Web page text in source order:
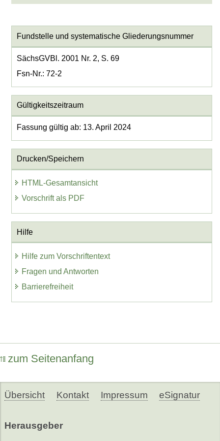
Fundstelle und systematische Gliederungsnummer
SächsGVBl. 2001 Nr. 2, S. 69
Fsn-Nr.: 72-2
Gültigkeitszeitraum
Fassung gültig ab: 13. April 2024
Drucken/Speichern
HTML-Gesamtansicht
Vorschrift als PDF
Hilfe
Hilfe zum Vorschriftentext
Fragen und Antworten
Barrierefreiheit
zum Seitenanfang
Übersicht Kontakt Impressum eSignatur
Herausgeber